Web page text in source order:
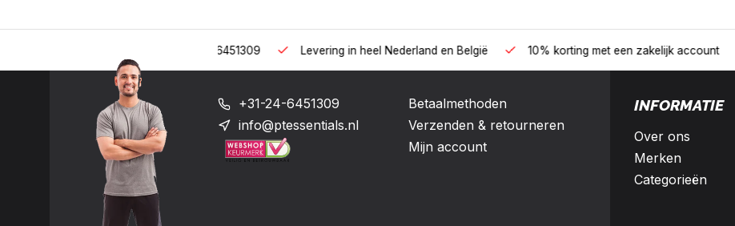
Levering in heel Nederland en België 10% korting met een zakelijk account B2B
+31-24-6451309
info@ptessentials.nl
Betaalmethoden
Verzenden & retourneren
Mijn account
INFORMATIE
Over ons
Merken
Categorieën